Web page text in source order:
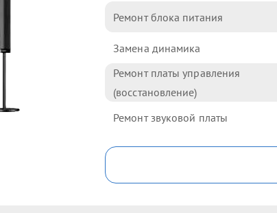
Ремонт блока питания
Замена динамика
Ремонт платы управления
(восстановление)
Ремонт звуковой платы